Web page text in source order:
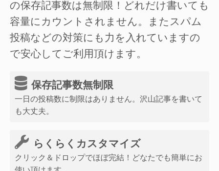
の保存記事数は無制限！どれだけ書いても
容量にカウントされません。またスパム
投稿などの対策にも力を入れていますの
で安心してご利用頂けます。
保存記事数無制限
一日の投稿数に制限はありません。沢山記事を書いて
も大丈夫。
らくらくカスタマイズ
クリック＆ドロップでほぼ完結！どなたでも簡単にお